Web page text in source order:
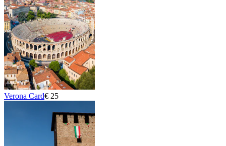
Verona Card€ 25